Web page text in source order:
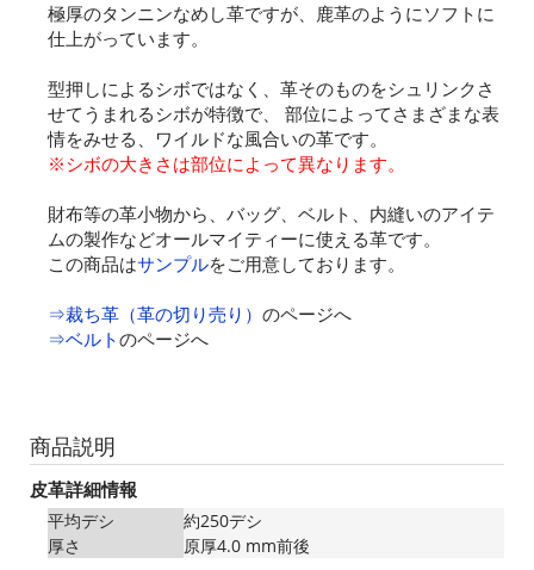
極厚のタンニンなめし革ですが、鹿革のようにソフトに
仕上がっています。
型押しによるシボではなく、革そのものをシュリンクさ
せてうまれるシボが特徴で、 部位によってさまざまな表
情をみせる、ワイルドな風合いの革です。
※シボの大きさは部位によって異なります。
財布等の革小物から、バッグ、ベルト、内縫いのアイテ
ムの製作などオールマイティーに使える革です。
この商品はサンプルをご用意しております。
⇒裁ち革（革の切り売り） のページへ
⇒ベルトのページへ
商品説明
皮革詳細情報
平均デシ
約250デシ
厚さ
原厚4.0 mm前後